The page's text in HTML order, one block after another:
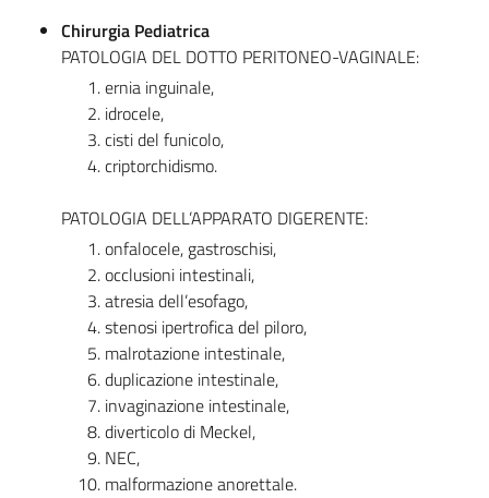
Chirurgia Pediatrica
PATOLOGIA DEL DOTTO PERITONEO-VAGINALE:
ernia inguinale,
idrocele,
cisti del funicolo,
criptorchidismo.
PATOLOGIA DELL’APPARATO DIGERENTE:
onfalocele, gastroschisi,
occlusioni intestinali,
atresia dell’esofago,
stenosi ipertrofica del piloro,
malrotazione intestinale,
duplicazione intestinale,
invaginazione intestinale,
diverticolo di Meckel,
NEC,
malformazione anorettale.